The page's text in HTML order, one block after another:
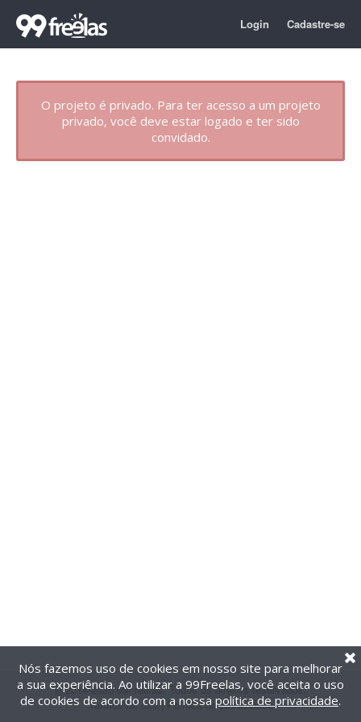
Login Cadastre-se
O projeto é privado. Para ter acesso a um projeto
privado, você deve estar logado e ter sido
convidado.
@2014-2026 99Freelas. Todos os direitos reservados.
Termos de uso| Política de privacidade
Nós fazemos uso de cookies em nosso site para melhorar
a sua experiência. Ao utilizar a 99Freelas, você aceita o uso
de cookies de acordo com a nossa política de privacidade.